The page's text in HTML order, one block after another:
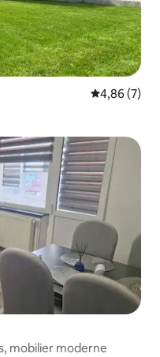
Note
4,86 (7)
mobilier moderne